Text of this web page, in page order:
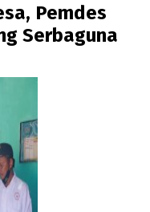
Pemdes
Serbaguna